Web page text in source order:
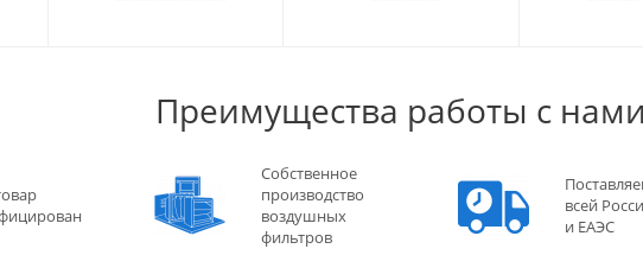
Преимущества работы с
Собственное
производство
воздушных
фильтров
всей
и ЕАЭС